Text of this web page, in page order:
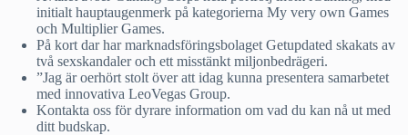
initialt hauptaugenmerk på kategorierna My very own Games
och Multiplier Games.
På kort dar har marknads­föringsbolaget Getupdated skakats av
två sex­skandaler och ett misstänkt miljonbedrägeri.
”Jag är oerhört stolt över att idag kunna presentera samarbetet
med innovativa LeoVegas Group.
Kontakta oss för dyrare information om vad du kan nå ut med
ditt budskap.